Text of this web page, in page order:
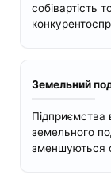
собівартість
Земельний
Підприємства
земельного
зменшуються